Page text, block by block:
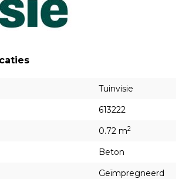
Tuinvisie
613222
0.72 m2
Beton
Geïmpregneerd